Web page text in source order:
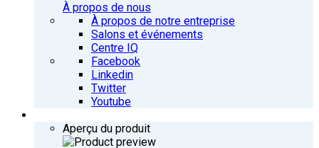
À propos de nous
À propos de notre entreprise
Salons et événements
Centre IQ
Facebook
Linkedin
Twitter
Youtube
Aperçu du produit